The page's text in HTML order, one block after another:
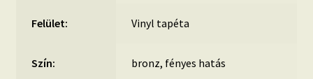
Felület: Vinyl tapéta
Szín: bronz, fényes hatás